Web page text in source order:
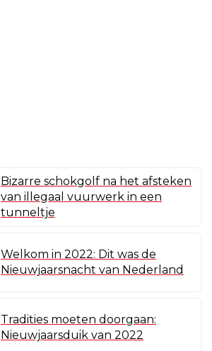
Bizarre schokgolf na het afsteken
van illegaal vuurwerk in een
tunneltje
Welkom in 2022: Dit was de
Nieuwjaarsnacht van Nederland
Tradities moeten doorgaan:
Nieuwjaarsduik van 2022